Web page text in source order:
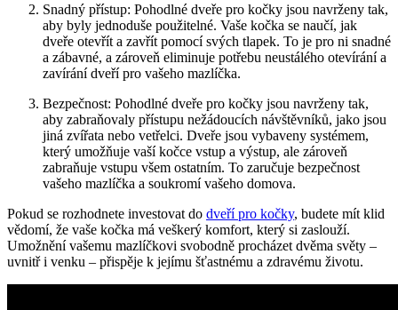
Snadný přístup:‍ Pohodlné dveře ⁢pro kočky jsou navrženy tak,
aby byly ⁣jednoduše použitelné. Vaše kočka se naučí, jak
dveře otevřít a zavřít pomocí svých ⁣tlapek. To je pro ni snadné
‌a zábavné, a zároveň eliminuje potřebu neustálého ‍otevírání a
zavírání ⁣dveří pro vašeho mazlíčka.
Bezpečnost: Pohodlné dveře pro kočky ​jsou navrženy tak,⁤
aby zabraňovaly přístupu ⁢nežádoucích návštěvníků, jako jsou
⁢jiná zvířata nebo vetřelci. Dveře⁤ jsou vybaveny ⁢systémem,
který umožňuje vaší kočce vstup a výstup, ale zároveň
zabraňuje vstupu všem​ ostatním. To zaručuje bezpečnost​
vašeho mazlíčka a soukromí vašeho domova.
Pokud se rozhodnete ​investovat do‍ dveří pro kočky, budete mít ⁤klid
vědomí,‌ že vaše kočka má veškerý komfort, ​který‌ si zaslouží.
Umožnění vašemu mazlíčkovi svobodně procházet dvěma světy –
⁤uvnitř i venku – ⁤přispěje k jejímu šťastnému a zdravému životu.